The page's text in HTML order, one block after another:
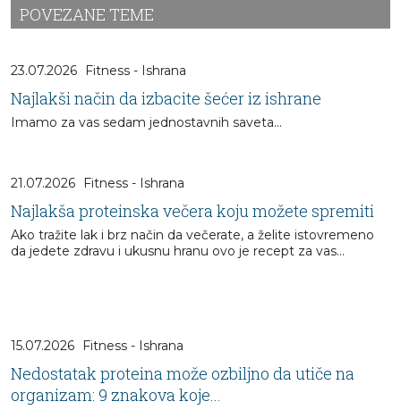
POVEZANE TEME
23.07.2026 Fitness - Ishrana
Najlakši način da izbacite šećer iz ishrane
Imamo za vas sedam jednostavnih saveta...
21.07.2026 Fitness - Ishrana
Najlakša proteinska večera koju možete spremiti
Ako tražite lak i brz način da večerate, a želite istovremeno
da jedete zdravu i ukusnu hranu ovo je recept za vas...
15.07.2026 Fitness - Ishrana
Nedostatak proteina može ozbiljno da utiče na
organizam: 9 znakova koje...